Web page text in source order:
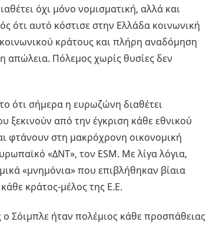
όχι μόνο νομισματική, αλλά και
ότι αυτό κόστισε στην Ελλάδα κοινωνική
κράτους και πλήρη αναδόμηση
Πόλεμος χωρίς θυσίες δεν
ότι σήμερα η ευρωζώνη διαθέτει
ξεκινούν από την έγκριση κάθε εθνικού
φτάνουν στη μακρόχρονη οικονομική
«ΔΝΤ», τον ESM. Με λίγα λόγια,
«μνημόνια» που επιβλήθηκαν βίαια
κράτος-μέλος της Ε.Ε.
Σόιμπλε ήταν πολέμιος κάθε προσπάθειας